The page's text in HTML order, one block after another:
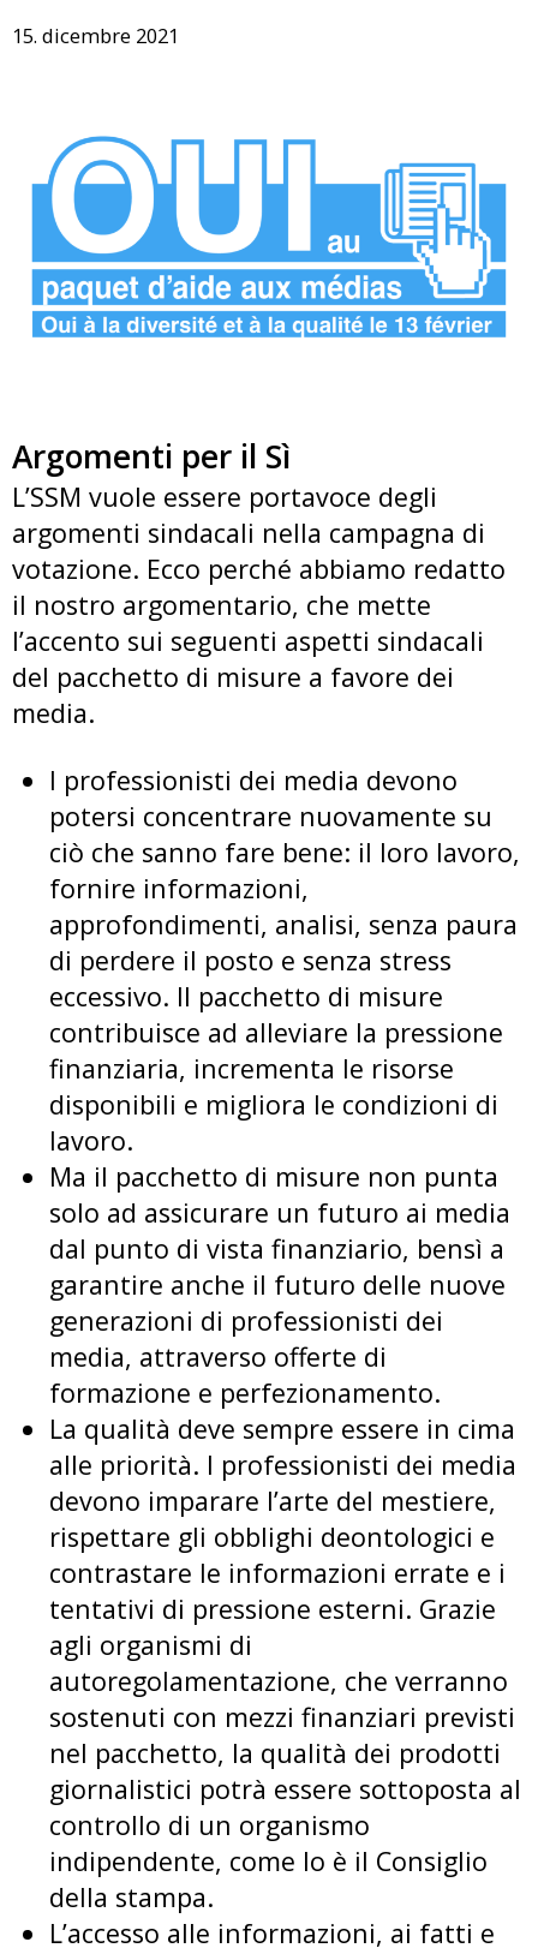
15. dicembre 2021
Argomenti per il Sì
L’SSM vuole essere portavoce degli
argomenti sindacali nella campagna di
votazione. Ecco perché abbiamo redatto
il nostro argomentario, che mette
l’accento sui seguenti aspetti sindacali
del pacchetto di misure a favore dei
media.
I professionisti dei media devono
potersi concentrare nuovamente su
ciò che sanno fare bene: il loro lavoro,
fornire informazioni,
approfondimenti, analisi, senza paura
di perdere il posto e senza stress
eccessivo. Il pacchetto di misure
contribuisce ad alleviare la pressione
finanziaria, incrementa le risorse
disponibili e migliora le condizioni di
lavoro.
Ma il pacchetto di misure non punta
solo ad assicurare un futuro ai media
dal punto di vista finanziario, bensì a
garantire anche il futuro delle nuove
generazioni di professionisti dei
media, attraverso offerte di
formazione e perfezionamento.
La qualità deve sempre essere in cima
alle priorità. I professionisti dei media
devono imparare l’arte del mestiere,
rispettare gli obblighi deontologici e
contrastare le informazioni errate e i
tentativi di pressione esterni. Grazie
agli organismi di
autoregolamentazione, che verranno
sostenuti con mezzi finanziari previsti
nel pacchetto, la qualità dei prodotti
giornalistici potrà essere sottoposta al
controllo di un organismo
indipendente, come lo è il Consiglio
della stampa.
L’accesso alle informazioni, ai fatti e